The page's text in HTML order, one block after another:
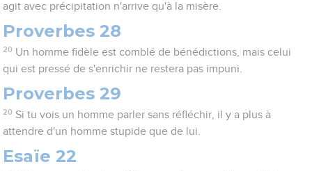
agit avec précipitation n'arrive qu'à la misère.
Proverbes 28
20 Un homme fidèle est comblé de bénédictions, mais celui
qui est pressé de s'enrichir ne restera pas impuni.
Proverbes 29
20 Si tu vois un homme parler sans réfléchir, il y a plus à
attendre d'un homme stupide que de lui.
Esaïe 22